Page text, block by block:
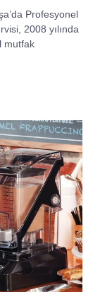
Profesyonel
2008 yılında
mutfak